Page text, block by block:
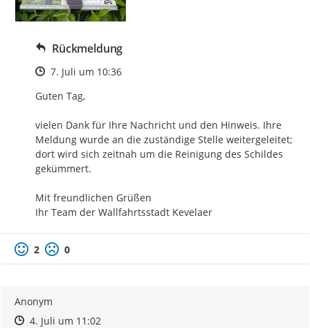
Rückmeldung
Zeitpunkt des Erstellens
7. Juli um 10:36
Guten Tag,
vielen Dank für Ihre Nachricht und den Hinweis. Ihre
Meldung wurde an die zuständige Stelle weitergeleitet;
dort wird sich zeitnah um die Reinigung des Schildes
gekümmert.
Mit freundlichen Grüßen
Ihr Team der Wallfahrtsstadt Kevelaer
2 0
Anonym
Zeitpunkt des Erstellens
Zeitpunkt des Erstellens
4. Juli um 11:02Zur Äußerung